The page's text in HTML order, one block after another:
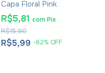
Capa Floral Pink
R$5,99 -62% OFF
R$15,90
R$5,81 com Pix